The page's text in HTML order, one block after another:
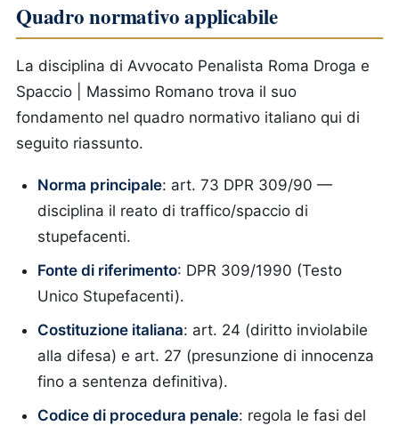
Quadro normativo applicabile
La disciplina di Avvocato Penalista Roma Droga e
Spaccio | Massimo Romano trova il suo
fondamento nel quadro normativo italiano qui di
seguito riassunto.
Norma principale: art. 73 DPR 309/90 —
disciplina il reato di traffico/spaccio di
stupefacenti.
Fonte di riferimento: DPR 309/1990 (Testo
Unico Stupefacenti).
Costituzione italiana: art. 24 (diritto inviolabile
alla difesa) e art. 27 (presunzione di innocenza
fino a sentenza definitiva).
Codice di procedura penale: regola le fasi del